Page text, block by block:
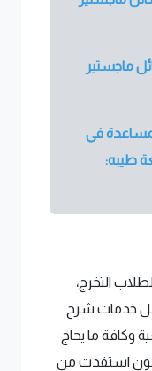
ماجستير
في
طيبه:
التخرج،
خدمات شرح
وكافة ما يحاج
استفدت من